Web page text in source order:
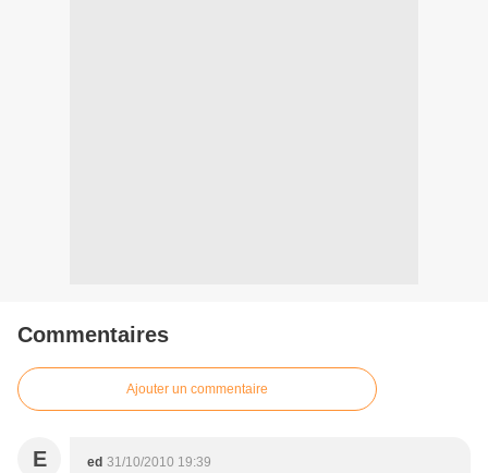
Commentaires
Ajouter un commentaire
E ed 31/10/2010 19:39